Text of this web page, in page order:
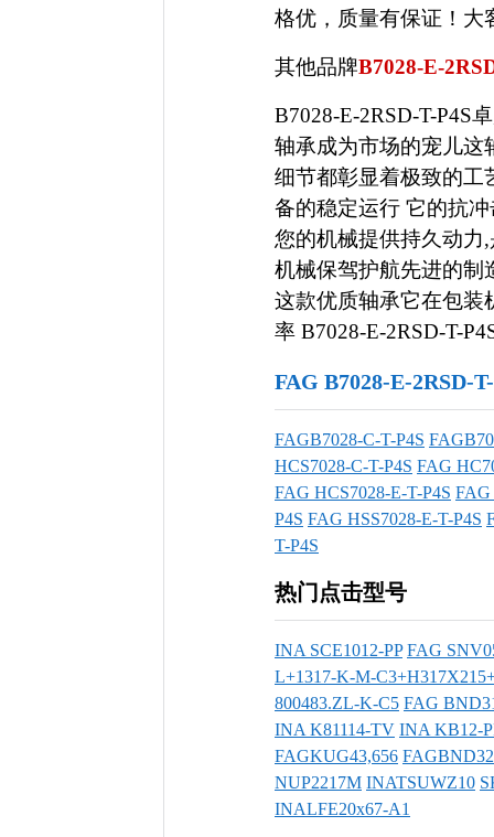
格优，质量有保证！大
其他品牌B7028-E-
B7028-E-2RSD-T-P4S
轴承成为市场的宠儿这
细节都彰显着极致的工
备的稳定运行 它的抗
您的机械提供持久动力
机械保驾护航先进的制
这款优质轴承它在包装
率 B7028-E-2RSD-T-
FAG B7028-E-2RSD-
FAGB7028-C-T-P4S
HCS7028-C-T-P4S FAG
FAG HCS7028-E-T-P4S FAG
P4S FAG HSS7028-E-T-P4S
T-P4S
热门点击型号
INA SCE1012-PP FAG
L+1317-K-M-
800483.ZL-K-C5 FAG
INA K81114-TV INA KB12-
FAGKUG43,656
NUP2217M INATSUWZ10
INALFE20x67-A1